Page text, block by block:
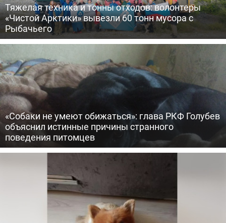
Тяжелая техника и тонны отходов: волонтеры
«Чистой Арктики» вывезли 60 тонн мусора с
Рыбачьего
«Собаки не умеют обижаться»: глава РКФ Голубев
объяснил истинные причины странного
поведения питомцев